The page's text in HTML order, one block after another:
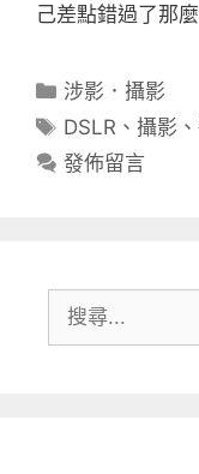
己差點錯過了那
分
類
涉影．攝影
標
籤
DSLR 、攝影 、
發佈留言
尋: